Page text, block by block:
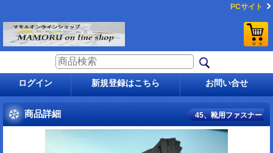
PCサイト
ログイン 新規登録はこちら お問い合せ
商品詳細 45、靴用ファスナー